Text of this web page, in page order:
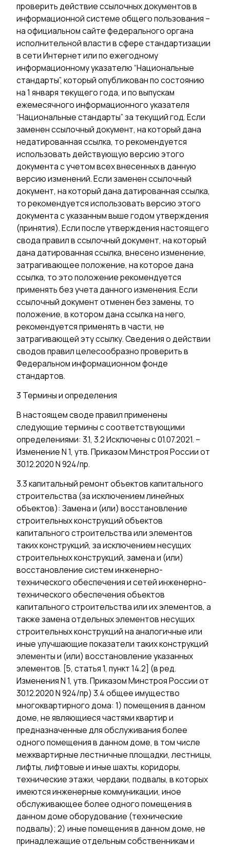
проверить действие ссылочных документов в
информационной системе общего пользования –
на официальном сайте федерального органа
исполнительной власти в сфере стандартизации
в сети Интернет или по ежегодному
информационному указателю “Национальные
стандарты”, который опубликован по состоянию
на 1 января текущего года, и по выпускам
ежемесячного информационного указателя
“Национальные стандарты” за текущий год. Если
заменен ссылочный документ, на который дана
недатированная ссылка, то рекомендуется
использовать действующую версию этого
документа с учетом всех внесенных в данную
версию изменений. Если заменен ссылочный
документ, на который дана датированная ссылка,
то рекомендуется использовать версию этого
документа с указанным выше годом утверждения
(принятия). Если после утверждения настоящего
свода правил в ссылочный документ, на который
дана датированная ссылка, внесено изменение,
затрагивающее положение, на которое дана
ссылка, то это положение рекомендуется
применять без учета данного изменения. Если
ссылочный документ отменен без замены, то
положение, в котором дана ссылка на него,
рекомендуется применять в части, не
затрагивающей эту ссылку. Сведения о действии
сводов правил целесообразно проверить в
Федеральном информационном фонде
стандартов.
3 Термины и определения
В настоящем своде правил применены
следующие термины с соответствующими
определениями: 3.1, 3.2 Исключены с 01.07.2021. –
Изменение N 1, утв. Приказом Минстроя России от
30.12.2020 N 924/пр.
3.3 капитальный ремонт объектов капитального
строительства (за исключением линейных
объектов): Замена и (или) восстановление
строительных конструкций объектов
капитального строительства или элементов
таких конструкций, за исключением несущих
строительных конструкций, замена и (или)
восстановление систем инженерно-
технического обеспечения и сетей инженерно-
технического обеспечения объектов
капитального строительства или их элементов, а
также замена отдельных элементов несущих
строительных конструкций на аналогичные или
иные улучшающие показатели таких конструкций
элементы и (или) восстановление указанных
элементов. [5, статья 1, пункт 14.2] (в ред.
Изменения N 1, утв. Приказом Минстроя России от
30.12.2020 N 924/пр) 3.4 общее имущество
многоквартирного дома: 1) помещения в данном
доме, не являющиеся частями квартир и
предназначенные для обслуживания более
одного помещения в данном доме, в том числе
межквартирные лестничные площадки, лестницы,
лифты, лифтовые и иные шахты, коридоры,
технические этажи, чердаки, подвалы, в которых
имеются инженерные коммуникации, иное
обслуживающее более одного помещения в
данном доме оборудование (технические
подвалы); 2) иные помещения в данном доме, не
принадлежащие отдельным собственникам и